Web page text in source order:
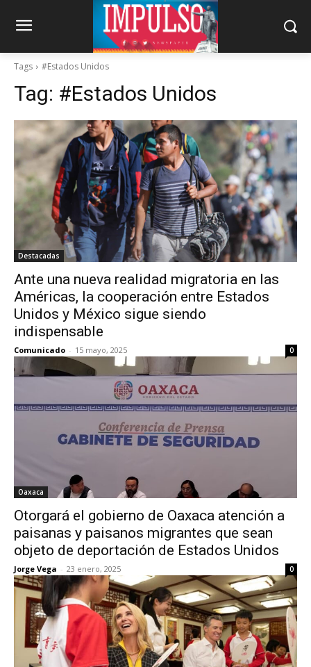
Tags #Estados Unidos
Tag: #Estados Unidos
Destacadas
Ante una nueva realidad migratoria en las
Américas, la cooperación entre Estados
Unidos y México sigue siendo
indispensable
Comunicado - 15 mayo, 2025 0
Oaxaca
Otorgará el gobierno de Oaxaca atención a
paisanas y paisanos migrantes que sean
objeto de deportación de Estados Unidos
Jorge Vega - 23 enero, 2025 0